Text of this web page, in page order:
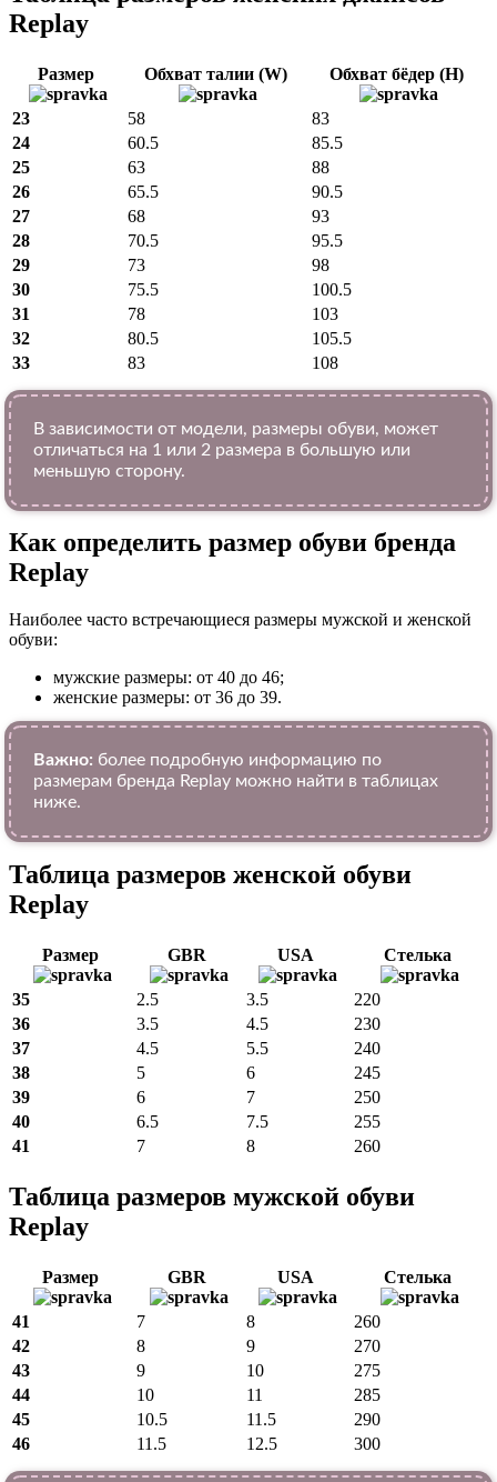
Replay
Размер Обхват талии (W) Обхват бёдер (H)
23 58
83
24
60.5
85.5
25
63
88
26
65.5
90.5
27
68
93
28
70.5
95.5
29
73
98
30
75.5
100.5
31
78
103
32
80.5
105.5
33
83 108
В зависимости от модели, размеры обуви, может
отличаться на 1 или 2 размера в большую или
меньшую сторону.
Как определить размер обуви брендa
Replay
Наиболее часто встречающиеся размеры мужской и женской
обуви:
мужские размеры: от 40 до 46;
женские размеры: от 36 до 39.
Важно: более подробную информацию по
размерам бренда Replay можно найти в таблицах
ниже.
Таблица размеров женской обуви
Replay
Размер GBR USA Стелька
35 2.5 3.5
220
36
3.5 4.5
230
37
4.5 5.5
240
38
5 6
245
39
6 7
250
40
6.5 7.5
255
41
7 8 260
Таблица размеров мужской обуви
Replay
Размер GBR USA Стелька
41 7 8
260
42
8 9
270
43
9 10
275
44
10 11
285
45
10.5 11.5
290
46
11.5 12.5 300